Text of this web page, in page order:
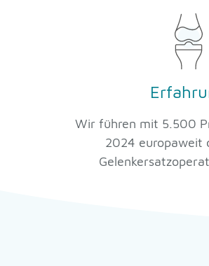
Wir führen mit 5.500
2024 europaweit